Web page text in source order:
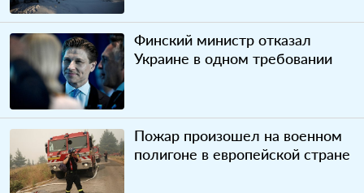
Финский министр отказал
Украине в одном требовании
Пожар произошел на военном
полигоне в европейской стране